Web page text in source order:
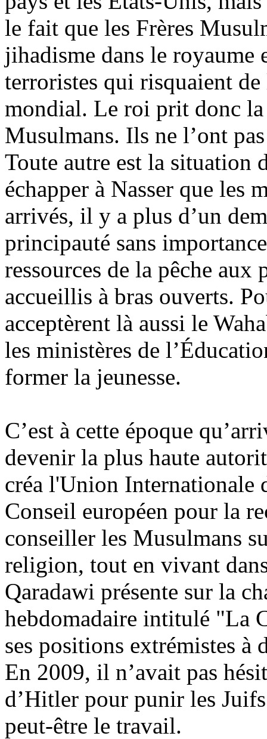
le fait que les Frères
jihadisme dans le royaume
terroristes qui risquaient
mondial. Le roi prit donc la
Musulmans. Ils ne l’ont
Toute autre est la situation
échapper à Nasser que les
arrivés, il y a plus d’un
principauté sans
ressources de la pêche
accueillis à bras ouverts.
acceptèrent là aussi le
les ministères de
former la jeunesse.
C’est à cette époque
devenir la plus haute
créa l'Union Internationale
Conseil européen pour la
conseiller les Musulmans
religion, tout en vivant
Qaradawi présente sur la
hebdomadaire intitulé "La
ses positions extrémistes à
En 2009, il n’avait pas
d’Hitler pour punir les
peut-être le travail.